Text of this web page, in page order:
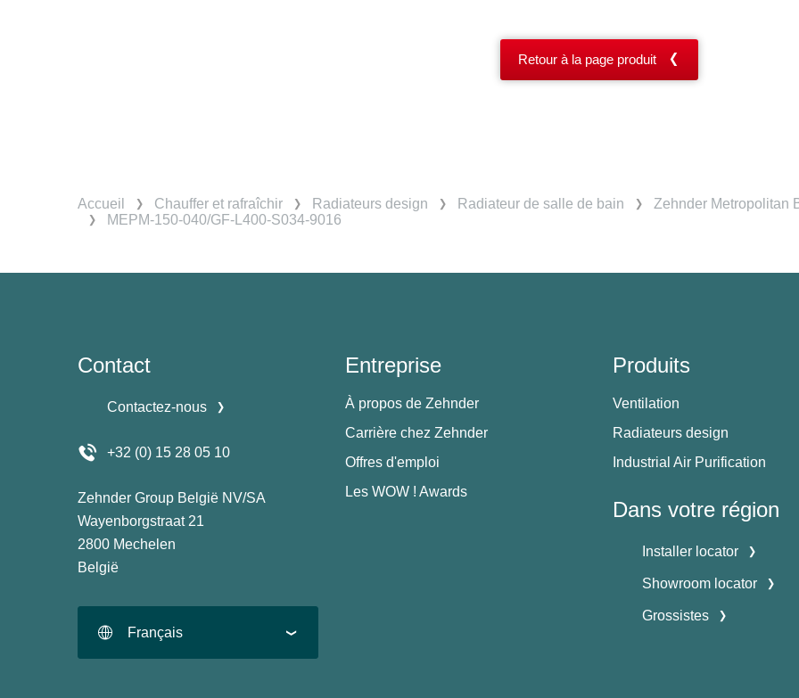
Retour à la page produit
Accueil Chauffer et rafraîchir Radiateurs design Radiateur de salle de bain Zehnder Metropolitan
MEPM-150-040/GF-L400-S034-9016
Contact
Contactez-nous
+32 (0) 15 28 05 10
Zehnder Group België NV/SA
Wayenborgstraat 21
2800 Mechelen
België
Français
Entreprise
À propos de Zehnder
Carrière chez Zehnder
Offres d'emploi
Les WOW ! Awards
Produits
Ventilation
Radiateurs design
Industrial Air Purification
Dans votre région
Installer locator
Showroom locator
Grossistes